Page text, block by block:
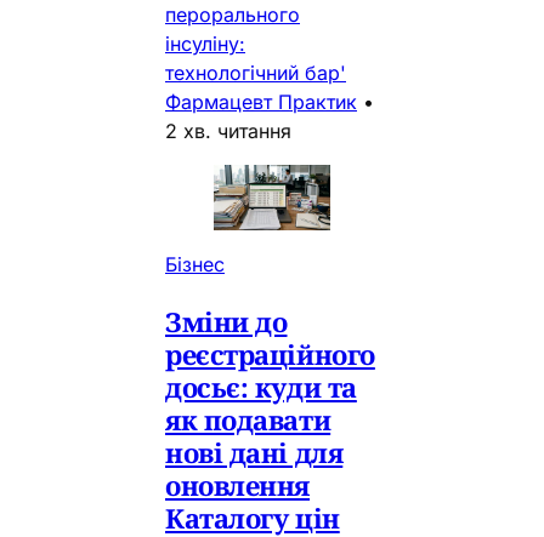
перорального
інсуліну:
технологічний бар'
Фармацевт Практик •
2 хв. читання
Бізнес
Зміни до
реєстраційного
досьє: куди та
як подавати
нові дані для
оновлення
Каталогу цін